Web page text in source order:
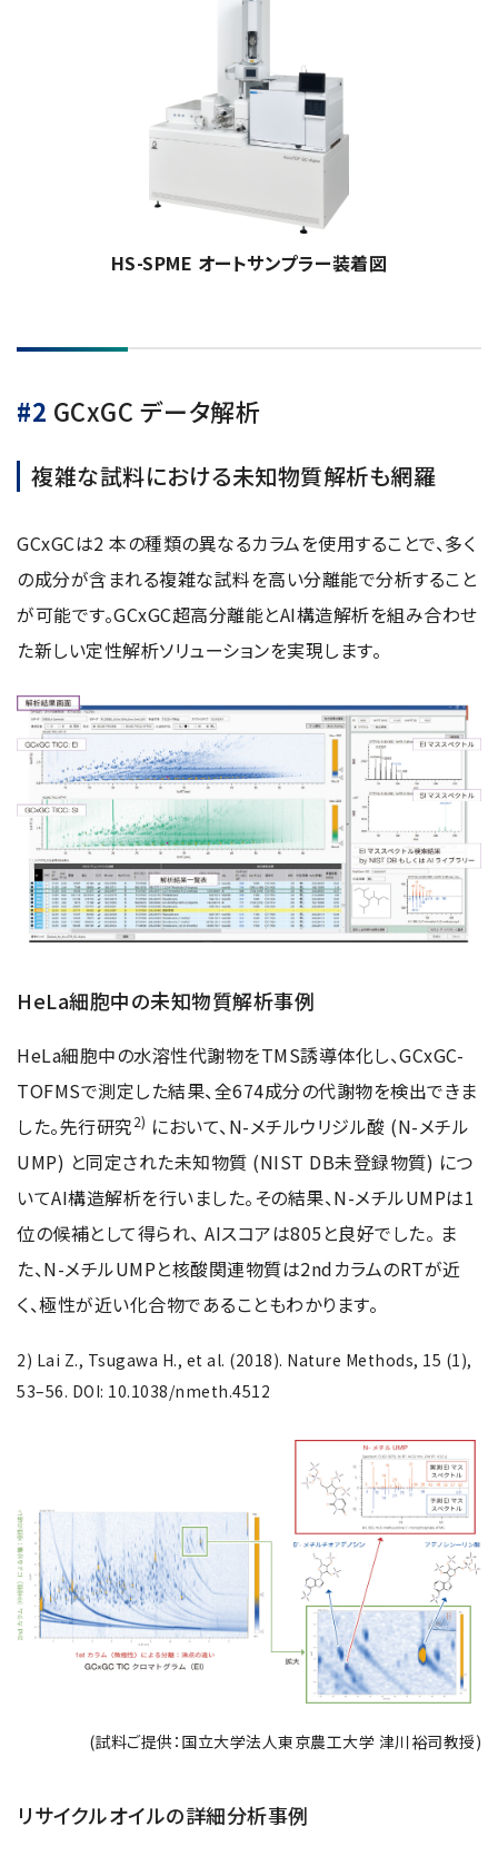
HS-SPME オートサンプラー装着図
#2 GCxGC データ解析
複雑な試料における未知物質解析も網羅
GCxGCは2 本の種類の異なるカラムを使用することで、多く
の成分が含まれる複雑な試料を高い分離能で分析すること
が可能です。GCxGC超高分離能とAI構造解析を組み合わせ
た新しい定性解析ソリューションを実現します。
HeLa細胞中の未知物質解析事例
HeLa細胞中の水溶性代謝物をTMS誘導体化し、GCxGC-
TOFMSで測定した結果、全674成分の代謝物を検出できま
した。先行研究2) において、N-メチルウリジル酸 (N-メチル
UMP) と同定された未知物質 (NIST DB未登録物質) につ
いてAI構造解析を行いました。その結果、N-メチルUMPは1
位の候補として得られ、 AIスコアは805と良好でした。 ま
た、N-メチルUMPと核酸関連物質は2ndカラムのRTが近
く、極性が近い化合物であることもわかります。
2) Lai Z., Tsugawa H., et al. (2018). Nature Methods, 15 (1),
53–56. DOI: 10.1038/nmeth.4512
(試料ご提供：国立大学法人東京農工大学 津川裕司教授)
リサイクルオイルの詳細分析事例